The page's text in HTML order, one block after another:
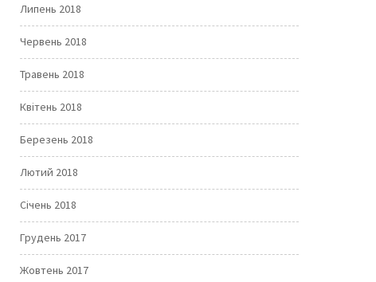
Липень 2018
Червень 2018
Травень 2018
Квітень 2018
Березень 2018
Лютий 2018
Січень 2018
Грудень 2017
Жовтень 2017